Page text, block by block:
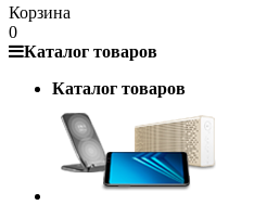
Корзина
0
Каталог товаров
Каталог товаров